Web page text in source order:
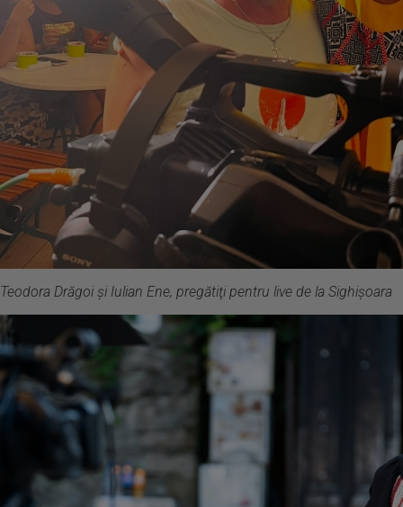
Teodora Drăgoi şi Iulian Ene, pregătiţi pentru live de la Sighişoara